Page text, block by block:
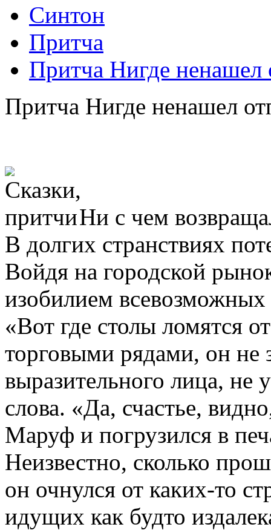
Синтон
Притча
Притча Нигде ненашел
Притча Нигде ненашел
Ни с чем
В долгих странствиях
Войдя на городской
изобилием
«Вот где столы ломятся
торговыми рядами, он не
выразительного лица,
слова. «Да, счастье,
Маруф и погрузился в
Неизвестно, сколько
он очнулся от каких-то
идущих как будто